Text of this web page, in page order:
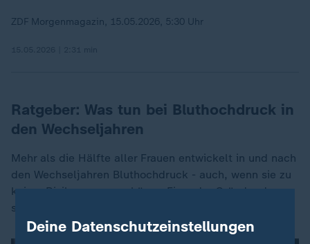
ZDF Morgenmagazin, 15.05.2026, 5:30 Uhr
Ratgeber: Was tun bei Bluthochdruck in
den Wechseljahren
Mehr als die Hälfte aller Frauen entwickelt in und nach
den Wechseljahren Bluthochdruck - auch, wenn sie zu
keiner Risikogruppe gehören. Einer der Gründe: der
sinkende Östrogenspiegel.
Deine Datenschutzeinstellungen